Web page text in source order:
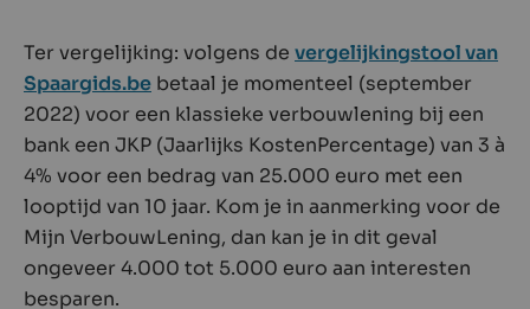
Ter vergelijking: volgens de vergelijkingstool van
Spaargids.be betaal je momenteel (september
2022) voor een klassieke verbouwlening bij een
bank een JKP (Jaarlijks KostenPercentage) van 3 à
4% voor een bedrag van 25.000 euro met een
looptijd van 10 jaar. Kom je in aanmerking voor de
Mijn VerbouwLening, dan kan je in dit geval
ongeveer 4.000 tot 5.000 euro aan interesten
besparen.